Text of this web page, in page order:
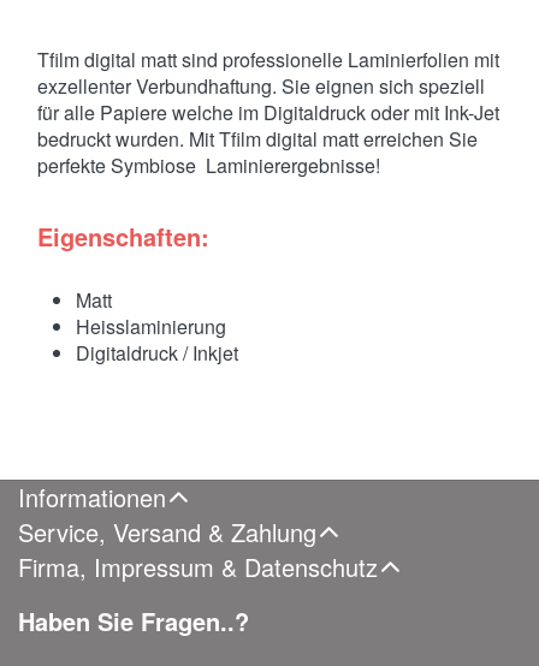
Tfilm digital matt sind professionelle Laminierfolien mit
exzellenter Verbundhaftung. Sie eignen sich speziell
für alle Papiere welche im Digitaldruck oder mit Ink-Jet
bedruckt wurden. Mit Tfilm digital matt erreichen Sie
perfekte Symbiose Laminierergebnisse!
Eigenschaften:
Matt
Heisslaminierung
Digitaldruck / Inkjet
Informationen
Service, Versand & Zahlung
Firma, Impressum & Datenschutz
Haben Sie Fragen..?